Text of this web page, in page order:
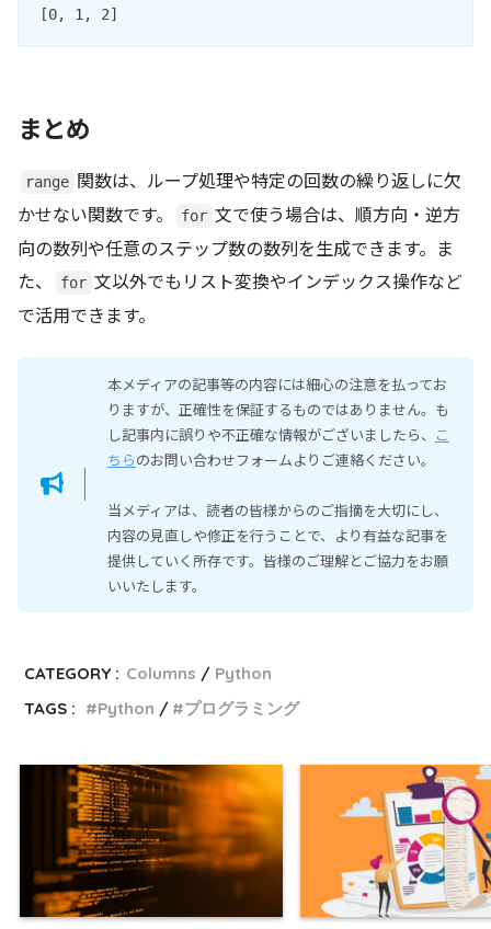
[0, 1, 2]
まとめ
range 関数は、ループ処理や特定の回数の繰り返しに欠
かせない関数です。
for 文で使う場合は、順方向・逆方
向の数列や任意のステップ数の数列を生成できます。ま
た、
for 文以外でもリスト変換やインデックス操作など
で活用できます。
本メディアの記事等の内容には細心の注意を払ってお
りますが、正確性を保証するものではありません。も
し記事内に誤りや不正確な情報がございましたら、 こ
ちらのお問い合わせフォームよりご連絡ください。
当メディアは、読者の皆様からのご指摘を大切にし、
内容の見直しや修正を行うことで、より有益な記事を
提供していく所存です。皆様のご理解とご協力をお願
いいたします。
CATEGORY : Columns
Python
TAGS :
Python プログラミング